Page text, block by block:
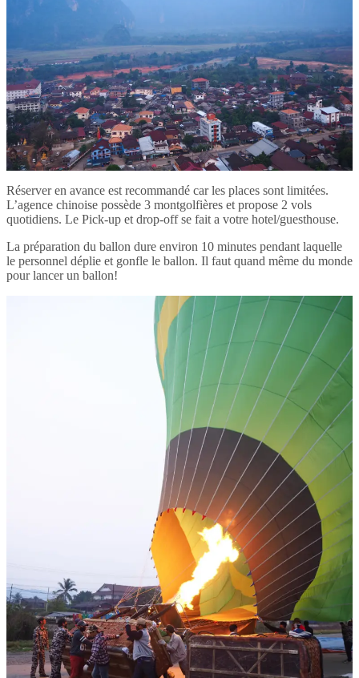
Réserver en avance est recommandé car les places sont limitées.
L’agence chinoise possède 3 montgolfières et propose 2 vols
quotidiens. Le Pick-up et drop-off se fait a votre hotel/guesthouse.
La préparation du ballon dure environ 10 minutes pendant laquelle
le personnel déplie et gonfle le ballon. Il faut quand même du monde
pour lancer un ballon!